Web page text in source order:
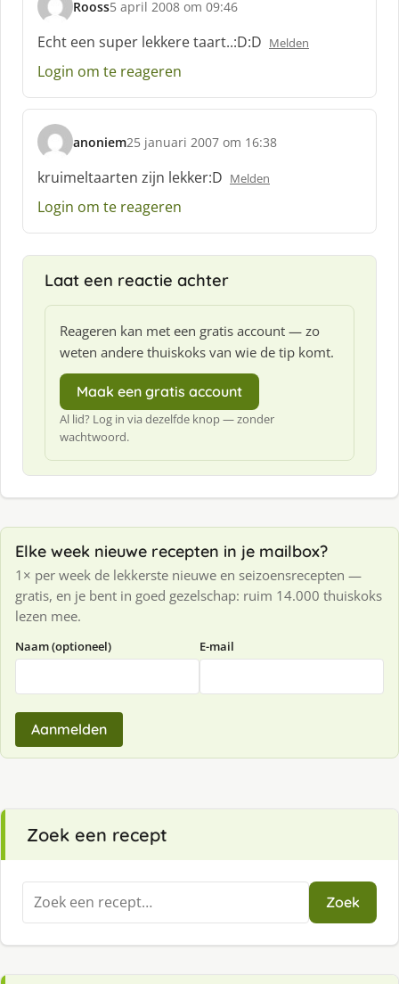
:
Rooss
s
c
h
r
e
f
:
5 april 2008 om 09:46
Echt een super lekkere taart..:D:D Melden
Login om te reageren
anoniem
s
c
h
r
25 januari 2007 om 16:38
kruimeltaarten zijn lekker:D Melden
Login om te reageren
Laat een reactie achter
Reageren kan met een gratis account — zo
weten andere thuiskoks van wie de tip komt.
Maak een gratis account
Al lid? Log in via dezelfde knop — zonder
wachtwoord.
Elke week nieuwe recepten in je mailbox?
1× per week de lekkerste nieuwe en seizoensrecepten —
gratis, en je bent in goed gezelschap: ruim 14.000 thuiskoks
lezen mee.
Naam (optioneel) E-mail
Aanmelden
Zoek een recept
Zoeken
naar:
Zoek